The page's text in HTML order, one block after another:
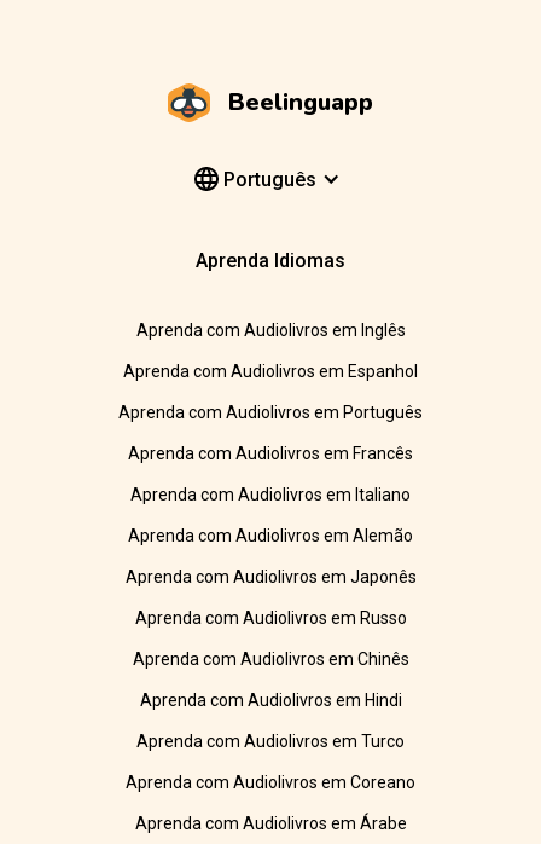
Beelinguapp
Português
Aprenda Idiomas
Aprenda com Audiolivros em Inglês
Aprenda com Audiolivros em Espanhol
Aprenda com Audiolivros em Português
Aprenda com Audiolivros em Francês
Aprenda com Audiolivros em Italiano
Aprenda com Audiolivros em Alemão
Aprenda com Audiolivros em Japonês
Aprenda com Audiolivros em Russo
Aprenda com Audiolivros em Chinês
Aprenda com Audiolivros em Hindi
Aprenda com Audiolivros em Turco
Aprenda com Audiolivros em Coreano
Aprenda com Audiolivros em Árabe